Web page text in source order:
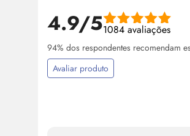
4.9/51084 avaliações
94% dos respondentes recomendam
Avaliar produto